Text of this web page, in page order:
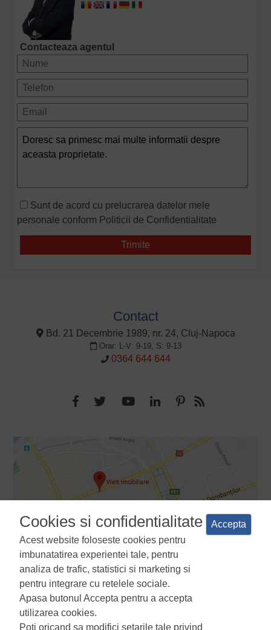
Contacteaza agentul
Sunt de acord cu prelucrarea datelor mele
personale conform Politicii de Confidentialitate
Contact
Bd. 21 Decembrie 1989, nr. 24, Cluj-Napoca
Orar: L-V: 9-19, S: 9-13
0364 644 644
Termeni si conditii Politica de confidentialitate
utilizare a cookie-urilor
Cookies si confidentialitate
Acest website foloseste cookies pentru
imbunatatirea experientei tale, pentru
analiza de trafic, statistici si marketing si
pentru integrare cu retelele sociale.
Apasa butonul Accepta pentru a accepta
utilizarea cookies.
Poti oricand sa modifici setarile tale privind
Accepta